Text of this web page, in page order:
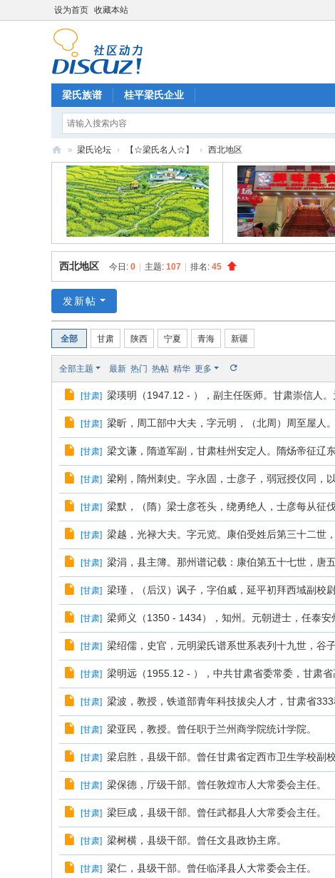
设为首页 收藏本站
梁氏族谱 桂平梁氏企业
» 梁氏论坛 › 【☆梁氏名人☆】 › 西北地区
西北地区 今日: 0 主题: 107 排名: 45
发新帖
全部 甘肃 陕西 宁夏 青海 新疆
全部主题 最新 热门 热帖 精华 更多
[甘肃] 梁瑛明（1947.12 - ），副主任医师。甘肃崇信人。
[甘肃] 梁昕，周工部中大夫，字元明，（北周）周至屋人
[甘肃] 梁文谦，隋道军副，甘肃桂州安定人。隋炀帝征辽
[甘肃] 梁刚，隋州刺史。字永固，士彦子，弱冠授仪同，
[甘肃] 梁默，（隋）梁士彦苍头，绕勇绝人，士彦每从征
[甘肃] 梁越，光禄大夫。字元览。康伯受姓后第三十二世
[甘肃] 梁涓，县主簿。那州谱记载：康伯第五十七世，唐
[甘肃] 梁瑾，（后汉）讽子，字伯威，延平初拜西域副校
[甘肃] 梁师义（1350 - 1434），知州。元朝进士，任泰安
[甘肃] 梁绍儒，史官，元明梁氏谱系世系表列十九世，谷
[甘肃] 梁明远（1955.12 - ），中共甘肃省委常委，甘肃省
[甘肃] 梁波，教授，铁道部青年科技拔尖人才，甘肃省
[甘肃] 梁亚民，教授。曾任职于兰州商学院统计学院。
[甘肃] 梁启胜，县级干部。曾任甘肃省定西市卫生学校副
[甘肃] 梁保德，厅级干部。曾任敦煌市人大常委会主任。
[甘肃] 梁巨成，县级干部。曾任武都县人大常委会主任。
[甘肃] 梁树横，县级干部。曾任文县政协主席。
[甘肃] 梁仁，县级干部。曾任临泽县人大常委会主任。